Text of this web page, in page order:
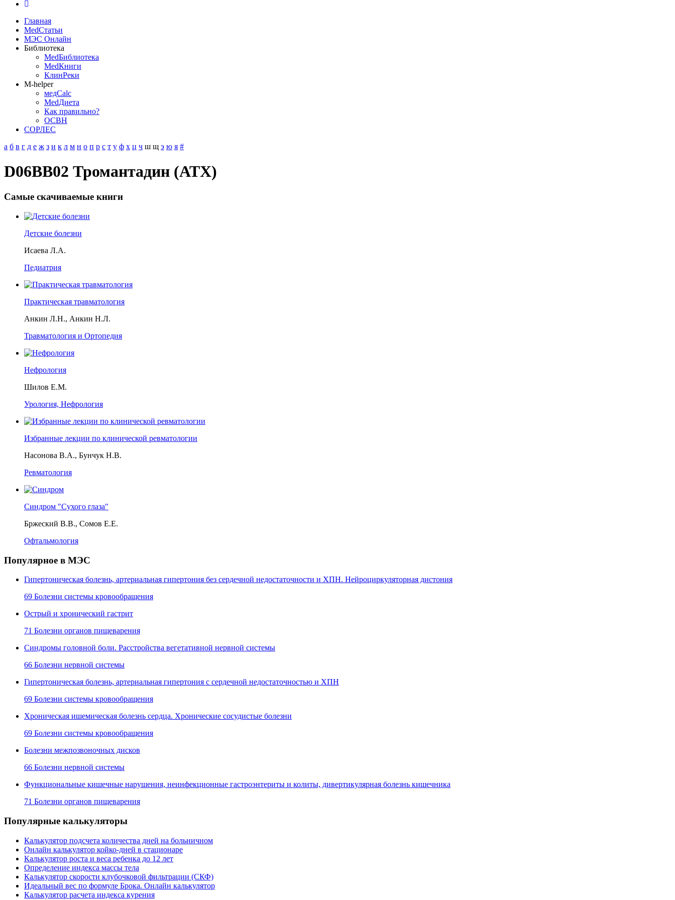
Главная
MedСтатьи
МЭС Онлайн
Библиотека
MedБиблиотека
MedКниги
КлинРеки
M-helper
медCalc
MedДиета
Как правильно?
ОСВН
СОРЛЕС
а б в г д е ж з и к л м н о п р с т у ф х ц ч ш щ э ю я #
D06BB02 Тромантадин (АТХ)
Самые скачиваемые книги
Детские болезни
Исаева Л.А.
Педиатрия
Практическая травматология
Анкин Л.Н., Анкин Н.Л.
Травматология и Ортопедия
Нефрология
Шилов Е.М.
Урология, Нефрология
Избранные лекции по клинической ревматологии
Насонова В.А., Бунчук Н.В.
Ревматология
Синдром "Сухого глаза"
Бржеский В.В., Сомов Е.Е.
Офтальмология
Популярное в МЭС
Гипертоническая болезнь, артериальная гипертония без сердечной недостаточности и ХПН. Нейроциркуляторная дистония
69 Болезни системы кровообращения
Острый и хронический гастрит
71 Болезни органов пищеварения
Синдромы головной боли. Расстройства вегетативной нервной системы
66 Болезни нервной системы
Гипертоническая болезнь, артериальная гипертония с сердечной недостаточностью и ХПН
69 Болезни системы кровообращения
Хроническая ишемическая болезнь сердца. Хронические сосудистые болезни
69 Болезни системы кровообращения
Болезни межпозвоночных дисков
66 Болезни нервной системы
Функциональные кишечные нарушения, неинфекционные гастроэнтериты и колиты, дивертикулярная болезнь кишечника
71 Болезни органов пищеварения
Популярные калькуляторы
Калькулятор подсчета количества дней на больничном
Онлайн калькулятор койко-дней в стационаре
Калькулятор роста и веса ребенка до 12 лет
Определение индекса массы тела
Калькулятор скорости клубочковой фильтрации (СКФ)
Идеальный вес по формуле Брока. Онлайн калькулятор
Калькулятор расчета индекса курения